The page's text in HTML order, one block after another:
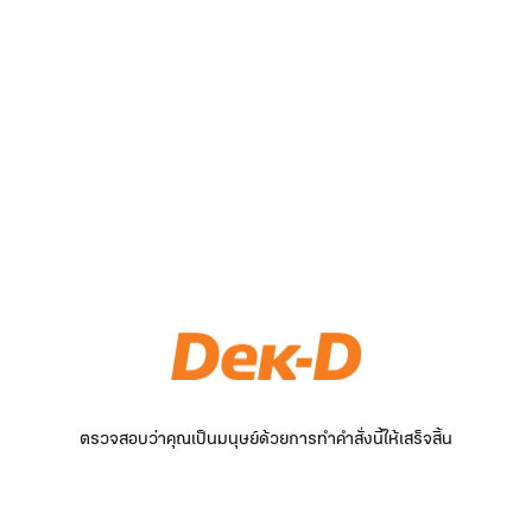
ตรวจสอบว่าคุณเป็นมนุษย์ด้วยการทำคำสั่งนี้ให้เสร็จสิ้น